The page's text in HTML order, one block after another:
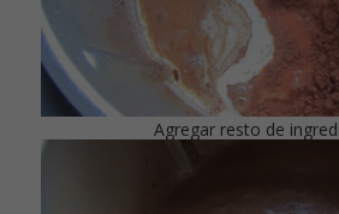
Agregar resto de